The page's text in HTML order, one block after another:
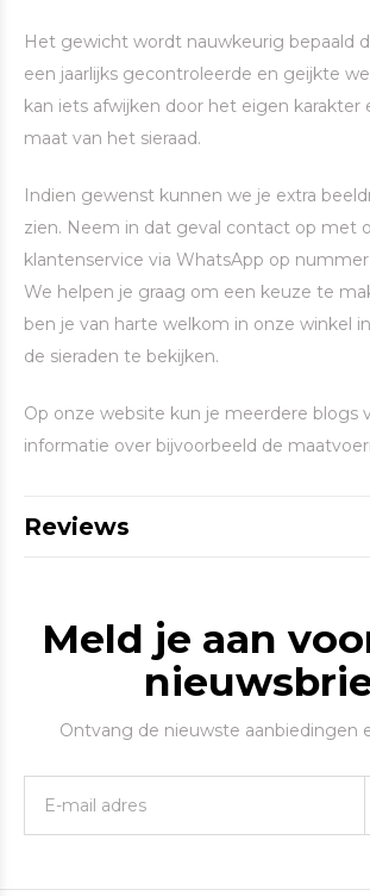
Het gewicht wordt nauwkeurig bepaald
een jaarlijks gecontroleerde en geijkte
kan iets afwijken door het eigen karakter
maat van het sieraad.
Indien gewenst kunnen we je extra
zien. Neem in dat geval contact op met
klantenservice via WhatsApp op
We helpen je graag om een keuze te
ben je van harte welkom in onze winkel
de sieraden te bekijken.
Op onze website kun je meerdere blogs
informatie over bijvoorbeeld de
Reviews
Meld je aan
Ontvang de nieuwste aanbiedingen